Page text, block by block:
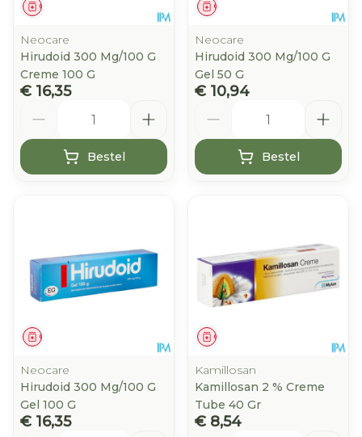
Geneesmiddel
Neocare
Hirudoid 300 Mg/100 G
Creme 100 G
€ 16,35
Bestel
Geneesmiddel
Neocare
Hirudoid 300 Mg/100 G
Gel 50 G
€ 10,94
Bestel
Geneesmiddel
Neocare
Hirudoid 300 Mg/100 G
Gel 100 G
€ 16,35
Geneesmiddel
Kamillosan
Kamillosan 2 % Creme
Tube 40 Gr
€ 8,54